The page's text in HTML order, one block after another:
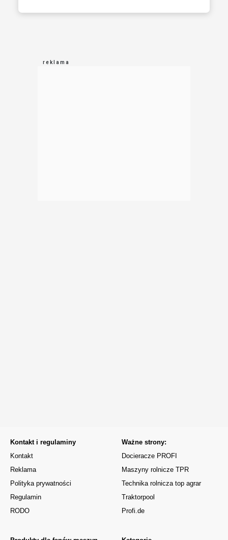
Kontakt i regulaminy
Kontakt
Reklama
Polityka prywatności
Regulamin
RODO
Ważne strony:
Docieracze PROFI
Maszyny rolnicze TPR
Technika rolnicza top agrar
Traktorpool
Profi.de